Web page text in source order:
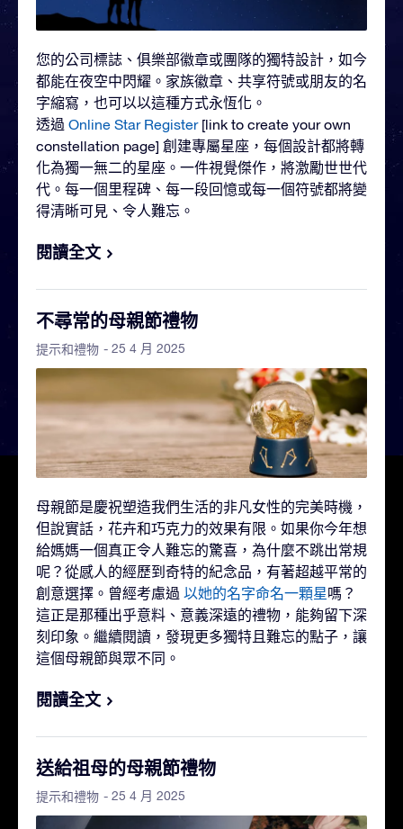
您的公司標誌、俱樂部徽章或團隊的獨特設計，如今
都能在夜空中閃耀。家族徽章、共享符號或朋友的名
字縮寫，也可以以這種方式永恆化。
透過 Online Star Register[link to create your own
constellation page] 創建專屬星座，每個設計都將轉
化為獨一無二的星座。一件視覺傑作，將激勵世世代
代。每一個里程碑、每一段回憶或每一個符號都將變
得清晰可見、令人難忘。
閱讀全文
不尋常的母親節禮物
提示和禮物 - 25 4 月 2025
母親節是慶祝塑造我們生活的非凡女性的完美時機，
但說實話，花卉和巧克力的效果有限。如果你今年想
給媽媽一個真正令人難忘的驚喜，為什麼不跳出常規
呢？從感人的經歷到奇特的紀念品，有著超越平常的
創意選擇。曾經考慮過 以她的名字命名一顆星嗎？
這正是那種出乎意料、意義深遠的禮物，能夠留下深
刻印象。繼續閱讀，發現更多獨特且難忘的點子，讓
這個母親節與眾不同。
閱讀全文
送給祖母的母親節禮物
提示和禮物 - 25 4 月 2025